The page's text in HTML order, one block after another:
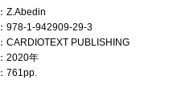
：Z.Abedin
：978-1-942909-29-3
：CARDIOTEXT PUBLISHING
：2020年
：761pp.